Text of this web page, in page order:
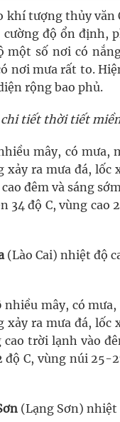
khí tượng thủy văn
cường độ ổn định,
một số nơi có
nơi mưa rất to.
rộng bao phủ.
chi tiết thời tiết
mây, có mưa,
xảy ra mưa đá,
đêm và sáng
34 độ C, vùng
(Lào Cai) nhiệt độ
nhiều mây, có
xảy ra mưa đá,
trời lạnh vào
độ C, vùng núi
(Lạng Sơn) nhiệt